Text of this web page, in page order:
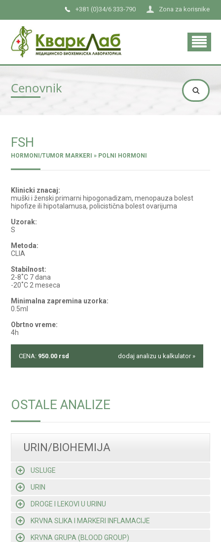
Zona za korisnike
+381 (0)34/6 333-790
Cenovnik
FSH
HORMONI/TUMOR MARKERI » POLNI HORMONI
Klinicki znacaj:
muški i ženski primarni hipogonadizam, menopauza bolest
hipofize ili hipotalamusa, policistična bolest ovarijuma
Uzorak:
S
Metoda:
CLIA
Stabilnost:
2-8˚C 7 dana
-20˚C 2 meseca
Minimalna zapremina uzorka:
0.5ml
Obrtno vreme:
4h
CENA: 950.00 rsd dodaj analizu u kalkulator »
OSTALE ANALIZE
URIN/BIOHEMIJA
USLUGE
URIN
DROGE I LEKOVI U URINU
KRVNA SLIKA I MARKERI INFLAMACIJE
KRVNA GRUPA (BLOOD GROUP)